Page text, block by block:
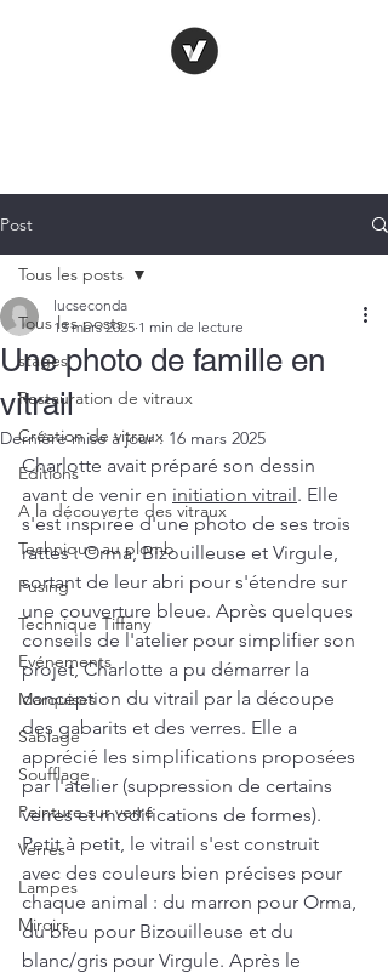
Post
Tous les posts
stages
Restauration de vitraux
Création de vitraux
Editions
A la découverte des vitraux
Technique au plomb
Fusing
Technique Tiffany
Evénements
Marquises
Sablage
Soufflage
Peinture sur verre
Verres
Lampes
Miroirs
Tous les posts
Une photo de famille en
vitrail
lucseconda
13 mars 2025 1 min de lecture
Dernière mise à jour : 16 mars 2025
Charlotte avait préparé son dessin
avant de venir en initiation vitrail. Elle
s'est inspirée d'une photo de ses trois
rattes : Orma, Bizouilleuse et Virgule,
sortant de leur abri pour s'étendre sur
une couverture bleue. Après quelques
conseils de l'atelier pour simplifier son
projet, Charlotte a pu démarrer la
conception du vitrail par la découpe
des gabarits et des verres. Elle a
apprécié les simplifications proposées
par l'atelier (suppression de certains
verres et modifications de formes).
Petit à petit, le vitrail s'est construit
avec des couleurs bien précises pour
chaque animal : du marron pour Orma,
du bleu pour Bizouilleuse et du
blanc/gris pour Virgule. Après le